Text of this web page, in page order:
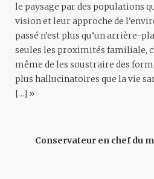
le paysage par des populations
vision et leur approche de
passé n’est plus qu’un arrière-
seules les proximités familiale,
même de les soustraire des
plus hallucinatoires que la vie
[…] »
Conservateur en chef du